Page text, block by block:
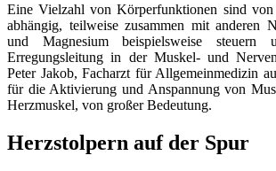
Eine Vielzahl von Körperfunktionen sind
abhängig, teilweise zusammen mit anderen
und Magnesium beispielsweise steuern
Erregungsleitung in der Muskel- und
Peter Jakob, Facharzt für Allgemeinmedizin
für die Aktivierung und Anspannung von
Herzmuskel, von großer Bedeutung.
Herzstolpern auf der Spur